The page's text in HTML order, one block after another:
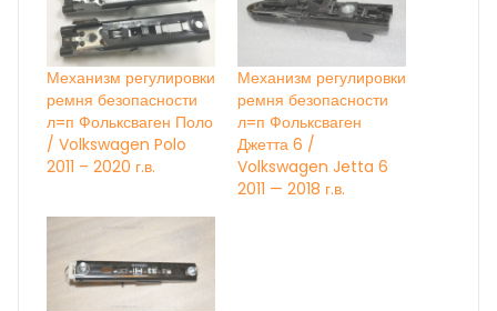
Механизм регулировки
ремня безопасности
л=п Фольксваген Поло
/ Volkswagen Polo
2011 – 2020 г.в.
Механизм регулировки
ремня безопасности
л=п Фольксваген
Джетта 6 /
Volkswagen Jetta 6
2011 — 2018 г.в.